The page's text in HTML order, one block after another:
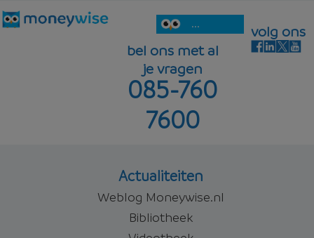
...
bel ons met al
je vragen
085-760
7600
volg ons
Actualiteiten
Weblog Moneywise.nl
Bibliotheek